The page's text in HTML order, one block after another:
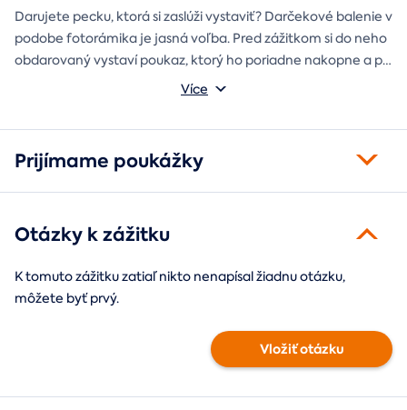
Darujete pecku, ktorá si zaslúži vystaviť? Darčekové balenie v
podobe fotorámika je jasná voľba. Pred zážitkom si do neho
obdarovaný vystaví poukaz, ktorý ho poriadne nakopne a po
absolvovaní tam poputuje fotka zo zážitku, ktorá pri každom
Môžete vybrať z motívov balónový, tunelový a univerzálny
Více
Prijímame poukážky
Otázky k zážitku
K tomuto zážitku zatiaľ nikto nenapísal žiadnu otázku,
môžete byť prvý.
Vložiť otázku